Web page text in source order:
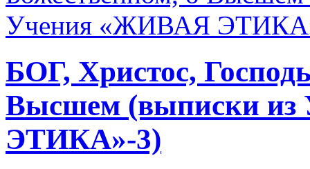
БОГ, Христос,
Высшем (выписки
ЭТИКА»-3)